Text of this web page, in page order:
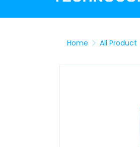
Home All Product